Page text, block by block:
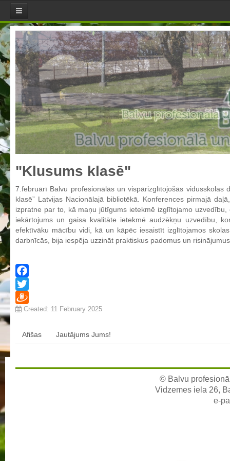
Aktualitātes
Jaunumi
Direktores sleja
Pasākumu plāns
Skola
Misija, mērķi un vērtības
Skolotāji
Skolas himna
Pašvērtējuma ziņojumi
Aktualizētais pašvērtējuma ziņojums 2021
Aktualizētais pašvērtējuma ziņojums 2022
Aktualizētais pašvērtējuma ziņojums 2023
Aktualizētais pašvērtējuma ziņojums 2024
BPVV attīstības un investīciju stratēģijas plāns
Investīciju un attīstības stratēģija
Skolas telpu īres cenrādis
Biedrība
Nolikums
"Klusums klasē"
7.februārī Balvu profesionālās un vispārizglītojošās
klasē” Latvijas Nacionālajā bibliotēkā. Konferences pirmajā
izpratne par to, kā maņu jūtīgums ietekmē izglītojamo
iekārtojums un gaisa kvalitāte ietekmē audzēkņu uzvedību,
efektīvāku mācību vidi, kā un kāpēc iesaistīt izglītojamos
darbnīcās, bija iespēja uzzināt praktiskus padomus un
Facebook
Twitter
Draugiem
Created: 11 February 2025
Afišas Jautājums Jums!
© Balvu
Vidzemes iela 26,
e-